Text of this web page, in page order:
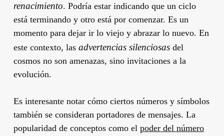
renacimiento. Podría estar indicando que un ciclo
está terminando y otro está por comenzar. Es un
momento para dejar ir lo viejo y abrazar lo nuevo. En
este contexto, las advertencias silenciosasdel
cosmos no son amenazas, sino invitaciones a la
evolución.
Es interesante notar cómo ciertos números y símbolos
también se consideran portadores de mensajes. La
popularidad de conceptos como el poder del número